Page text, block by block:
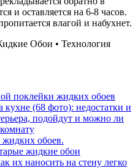
и оставляется на 6-8 часов.
влагой и набухнет.
поклейки жидких обоев
(68 фото): недостатки и
подойдут и можно ли
обоев.
жидкие обои
их наносить на стену легко